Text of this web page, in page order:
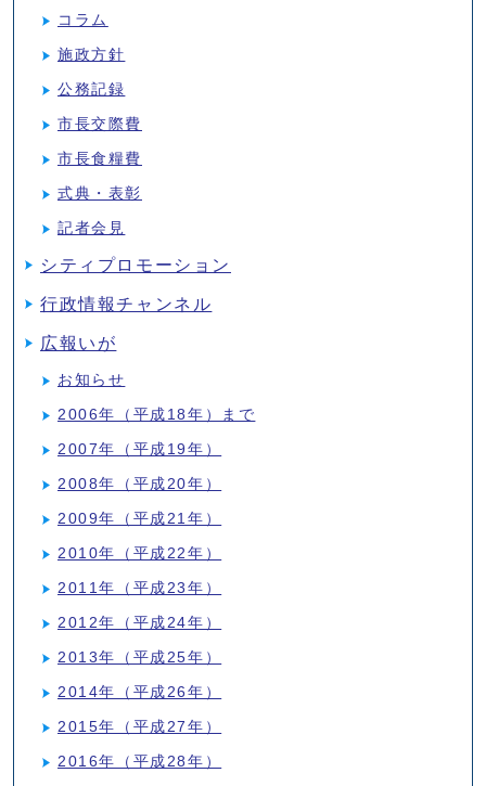
コラム
施政方針
公務記録
市長交際費
市長食糧費
式典・表彰
記者会見
シティプロモーション
行政情報チャンネル
広報いが
お知らせ
2006年（平成18年）まで
2007年（平成19年）
2008年（平成20年）
2009年（平成21年）
2010年（平成22年）
2011年（平成23年）
2012年（平成24年）
2013年（平成25年）
2014年（平成26年）
2015年（平成27年）
2016年（平成28年）